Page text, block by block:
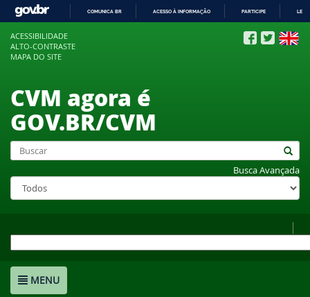
COMUNICA BR ACESSO À INFORMAÇÃO PARTICIPE
ACESSIBILIDADE
ALTO-CONTRASTE
MAPA DO SITE
CVM agora é
GOV.BR/CVM
Busca Avançada
MENU